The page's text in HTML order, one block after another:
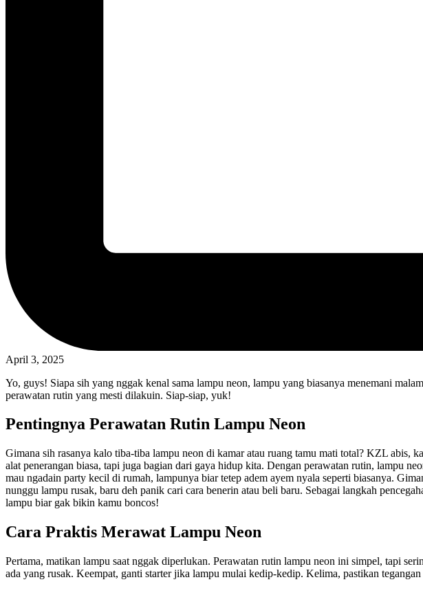
April 3, 2025
Yo, guys! Siapa sih yang nggak kenal sama lampu neon, lampu yang biasanya menemani
perawatan rutin yang mesti dilakuin. Siap-siap, yuk!
Pentingnya Perawatan Rutin Lampu Neon
Gimana sih rasanya kalo tiba-tiba lampu neon di kamar atau ruang tamu mati total? KZL
alat penerangan biasa, tapi juga bagian dari gaya hidup kita. Dengan perawatan rutin, lampu
mau ngadain party kecil di rumah, lampunya biar tetep adem ayem nyala seperti biasanya.
nunggu lampu rusak, baru deh panik cari cara benerin atau beli baru. Sebagai langkah
lampu biar gak bikin kamu boncos!
Cara Praktis Merawat Lampu Neon
Pertama, matikan lampu saat nggak diperlukan. Perawatan rutin lampu neon ini simpel, tapi
ada yang rusak. Keempat, ganti starter jika lampu mulai kedip-kedip. Kelima, pastikan